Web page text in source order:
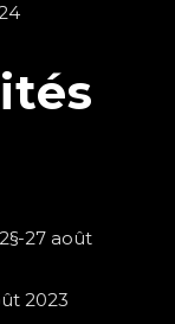
27 août
2023